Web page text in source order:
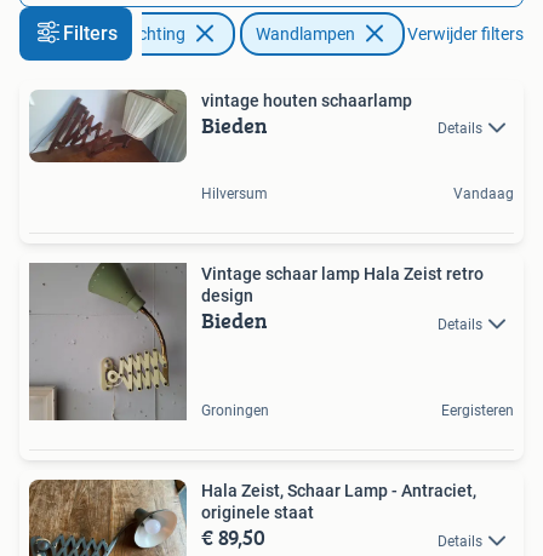
Filters
Huis en Inrichting Wandlampen Verwijder filters
vintage houten schaarlamp
Bieden Details
Hilversum Vandaag
Vintage schaar lamp Hala Zeist retro
design
Bieden Details
Groningen Eergisteren
Hala Zeist, Schaar Lamp - Antraciet,
originele staat
€ 89,50 Details